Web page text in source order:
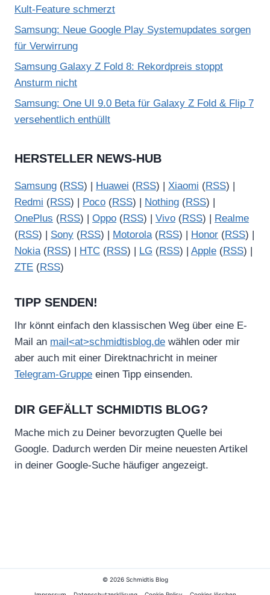
Kult-Feature schmerzt
Samsung: Neue Google Play Systemupdates sorgen
für Verwirrung
Samsung Galaxy Z Fold 8: Rekordpreis stoppt
Ansturm nicht
Samsung: One UI 9.0 Beta für Galaxy Z Fold & Flip 7
versehentlich enthüllt
HERSTELLER NEWS-HUB
Samsung (RSS) | Huawei (RSS) | Xiaomi (RSS) |
Redmi (RSS) | Poco (RSS) | Nothing (RSS) |
OnePlus (RSS) | Oppo (RSS) | Vivo (RSS) |
Realme
(RSS) | Sony (RSS) | Motorola(RSS) | Honor (RSS) |
Nokia(RSS) | HTC (RSS) | LG (RSS) | Apple (RSS) |
ZTE (RSS)
TIPP SENDEN!
Ihr könnt einfach den klassischen Weg über eine E-
Mail an mail<at>schmidtisblog.de wählen oder mir
aber auch mit einer Direktnachricht in meiner
Telegram-Gruppe einen Tipp einsenden.
DIR GEFÄLLT SCHMIDTIS BLOG?
Mache mich zu Deiner bevorzugten Quelle bei
Google. Dadurch werden Dir meine neuesten Artikel
in deiner Google-Suche häufiger angezeigt.
© 2026 Schmidtis Blog